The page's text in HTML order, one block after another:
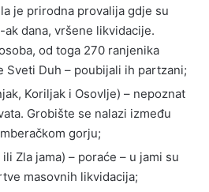
je prirodna provalija gdje su
dana, vršene likvidacije.
od toga 270 ranjenika
Sveti Duh – poubijali ih partzani;
Koriljak i Osovlje) – nepoznat
Grobište se nalazi između
gorju;
Zla jama) – poraće – u jami su
masovnih likvidacija;